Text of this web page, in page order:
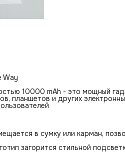
Повербанк с
телефонов всех
устройства, что
Way
10000 mAh - это мощный
планшетов и других
в сумку или карман,
загорится стильной